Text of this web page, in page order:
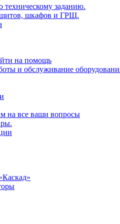
техническому заданию.
щитов, шкафов и ГРЩ.
на помощь
и обслуживание
на все ваши вопросы